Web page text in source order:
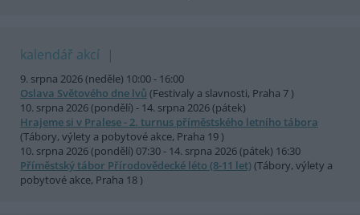
kalendář akcí
9. srpna 2026 (neděle) 10:00 - 16:00
Oslava Světového dne lvů (Festivaly a slavnosti, Praha 7 )
10. srpna 2026 (pondělí) - 14. srpna 2026 (pátek)
Hrajeme si v Pralese - 2. turnus příměstského letního tábora
(Tábory, výlety a pobytové akce, Praha 19 )
10. srpna 2026 (pondělí) 07:30 - 14. srpna 2026 (pátek) 16:30
Příměstský tábor Přírodovědecké léto (8-11 let)(Tábory, výlety a
pobytové akce, Praha 18 )